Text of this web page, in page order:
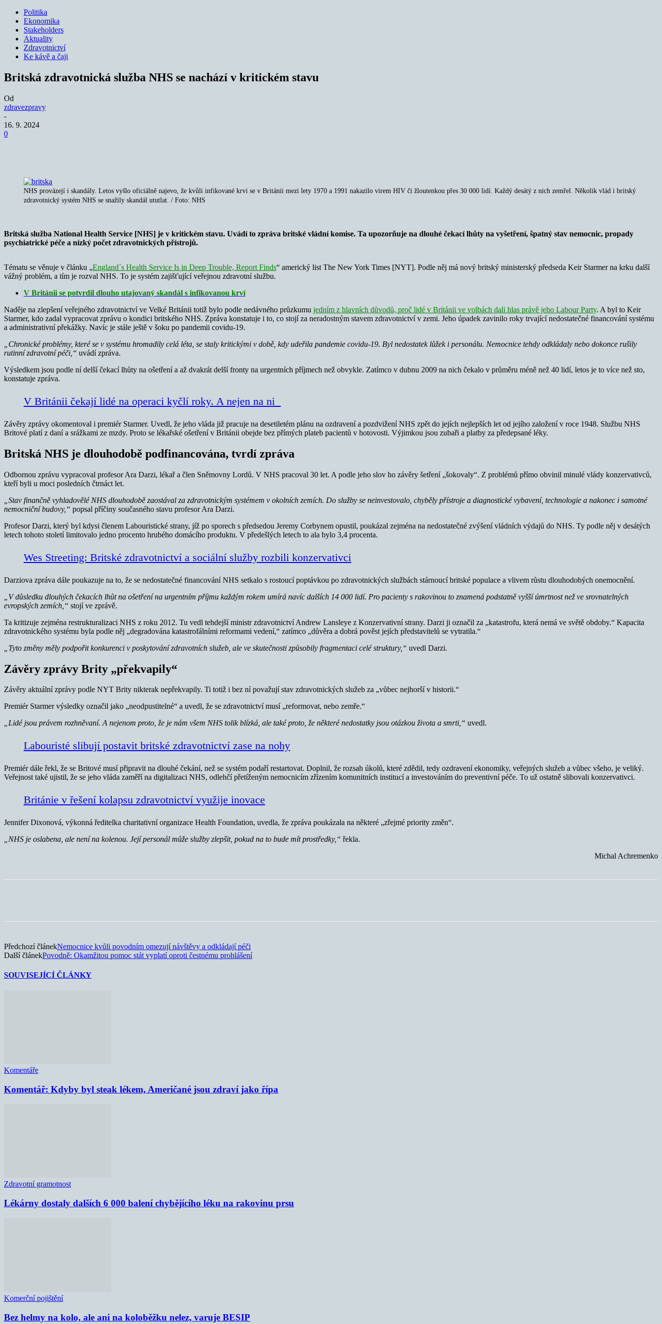
Politika
Ekonomika
Stakeholders
Aktuality
Zdravotnictví
Ke kávě a čaji
Britská zdravotnická služba NHS se nachází v kritickém stavu
Od
zdravezpravy
-
16. 9. 2024
0
NHS provázejí i skandály. Letos vyšlo oficiálně najevo, že kvůli infikované krvi se v Británii mezi lety 1970 a 1991 nakazilo virem HIV či žloutenkou přes 30 000 lidí. Každý desátý z nich zemřel. Několik vlád i britský
zdravotnický systém NHS se snažily skandál ututlat. / Foto: NHS
Britská služba National Health Service [NHS] je v kritickém stavu. Uvádí to zpráva britské vládní komise. Ta upozorňuje na dlouhé čekací lhůty na vyšetření, špatný stav nemocnic, propady
psychiatrické péče a nízký počet zdravotnických přístrojů.
Tématu se věnuje v článku „England´s Health Service Is in Deep Trouble, Report Finds“ americký list The New York Times [NYT]. Podle něj má nový britský ministerský předseda Keir Starmer na krku další
vážný problém, a tím je rozval NHS. To je systém zajišťující veřejnou zdravotní službu.
V Británii se potvrdil dlouho utajovaný skandál s infikovanou krví
Naděje na zlepšení veřejného zdravotnictví ve Velké Británii totiž bylo podle nedávného průzkumu jedním z hlavních důvodů, proč lidé v Británii ve volbách dali hlas právě jeho Labour Party. A byl to Keir
Starmer, kdo zadal vypracovat zprávu o kondici britského NHS. Zpráva konstatuje i to, co stojí za neradostným stavem zdravotnictví v zemi. Jeho úpadek zavinilo roky trvající nedostatečné financování systému
a administrativní překážky. Navíc je stále ještě v šoku po pandemii covidu-19.
„Chronické problémy, které se v systému hromadily celá léta, se staly kritickými v době, kdy udeřila pandemie covidu-19. Byl nedostatek lůžek i personálu. Nemocnice tehdy odkládaly nebo dokonce rušily
rutinní zdravotní péči,“ uvádí zpráva.
Výsledkem jsou podle ní delší čekací lhůty na ošetření a až dvakrát delší fronty na urgentních příjmech než obvykle. Zatímco v dubnu 2009 na nich čekalo v průměru méně než 40 lidí, letos je to více než sto,
konstatuje zpráva.
V Británii čekají lidé na operaci kyčlí roky. A nejen na ni
Závěry zprávy okomentoval i premiér Starmer. Uvedl, že jeho vláda již pracuje na desetiletém plánu na ozdravení a pozdvižení NHS zpět do jejích nejlepších let od jejího založení v roce 1948. Službu NHS
Britové platí z daní a srážkami ze mzdy. Proto se lékařské ošetření v Británii obejde bez přímých plateb pacientů v hotovosti. Výjimkou jsou zubaři a platby za předepsané léky.
Britská NHS je dlouhodobě podfinancována, tvrdí zpráva
Odbornou zprávu vypracoval profesor Ara Darzi, lékař a člen Sněmovny Lordů. V NHS pracoval 30 let. A podle jeho slov ho závěry šetření „šokovaly“. Z problémů přímo obvinil minulé vlády konzervativců,
kteří byli u moci posledních čtrnáct let.
„Stav finančně vyhladovělé NHS dlouhodobě zaostával za zdravotnickým systémem v okolních zemích. Do služby se neinvestovalo, chyběly přístroje a diagnostické vybavení, technologie a nakonec i samotné
nemocniční budovy,“ popsal příčiny současného stavu profesor Ara Darzi.
Profesor Darzi, který byl kdysi členem Labouristické strany, jíž po sporech s předsedou Jeremy Corbynem opustil, poukázal zejména na nedostatečné zvýšení vládních výdajů do NHS. Ty podle něj v desátých
letech tohoto století limitovalo jedno procento hrubého domácího produktu. V předešlých letech to ala bylo 3,4 procenta.
Wes Streeting: Britské zdravotnictví a sociální služby rozbili konzervativci
Darziova zpráva dále poukazuje na to, že se nedostatečné financování NHS setkalo s rostoucí poptávkou po zdravotnických službách stárnoucí britské populace a vlivem růstu dlouhodobých onemocnění.
„V důsledku dlouhých čekacích lhůt na ošetření na urgentním příjmu každým rokem umírá navíc dalších 14 000 lidí. Pro pacienty s rakovinou to znamená podstatně vyšší úmrtnost než ve srovnatelných
evropských zemích,“ stojí ve zprávě.
Ta kritizuje zejména restrukturalizaci NHS z roku 2012. Tu vedl tehdejší ministr zdravotnictví Andrew Lansleye z Konzervativní strany. Darzi ji označil za „katastrofu, která nemá ve světě obdoby.“ Kapacita
zdravotnického systému byla podle něj „degradována katastrofálními reformami vedení,“ zatímco „důvěra a dobrá pověst jejích představitelů se vytratila.“
„Tyto změny měly podpořit konkurenci v poskytování zdravotních služeb, ale ve skutečnosti způsobily fragmentaci celé struktury,“ uvedl Darzi.
Závěry zprávy Brity „překvapily“
Závěry aktuální zprávy podle NYT Brity nikterak nepřekvapily. Ti totiž i bez ní považují stav zdravotnických služeb za „vůbec nejhorší v historii.“
Premiér Starmer výsledky označil jako „neodpustitelné“ a uvedl, že se zdravotnictví musí „reformovat, nebo zemře.“
„Lidé jsou právem rozhněvaní. A nejenom proto, že je nám všem NHS tolik blízká, ale také proto, že některé nedostatky jsou otázkou života a smrti,“ uvedl.
Labouristé slibují postavit britské zdravotnictví zase na nohy
Premiér dále řekl, že se Britové musí připravit na dlouhé čekání, než se systém podaří restartovat. Doplnil, že rozsah úkolů, které zdědil, tedy ozdravení ekonomiky, veřejných služeb a vůbec všeho, je veliký.
Veřejnost také ujistil, že se jeho vláda zaměří na digitalizaci NHS, odlehčí přetíženým nemocnicím zřízením komunitních institucí a investováním do preventivní péče. To už ostatně slibovali konzervativci.
Británie v řešení kolapsu zdravotnictví využije inovace
Jennifer Dixonová, výkonná ředitelka charitativní organizace Health Foundation, uvedla, že zpráva poukázala na některé „zřejmé priority změn“.
„NHS je oslabena, ale není na kolenou. Její personál může služby zlepšit, pokud na to bude mít prostředky,“ řekla.
Michal Achremenko
Předchozí článekNemocnice kvůli povodním omezují návštěvy a odkládají péči
Další článekPovodně: Okamžitou pomoc stát vyplatí oproti čestnému prohlášení
SOUVISEJÍCÍ ČLÁNKY
Komentáře
Komentář: Kdyby byl steak lékem, Američané jsou zdraví jako řípa
Zdravotní gramotnost
Lékárny dostaly dalších 6 000 balení chybějícího léku na rakovinu prsu
Komerční pojištění
Bez helmy na kolo, ale ani na koloběžku nelez, varuje BESIP